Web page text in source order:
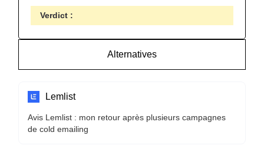
Verdict :
Alternatives
Lemlist
Avis Lemlist : mon retour après plusieurs campagnes
de cold emailing